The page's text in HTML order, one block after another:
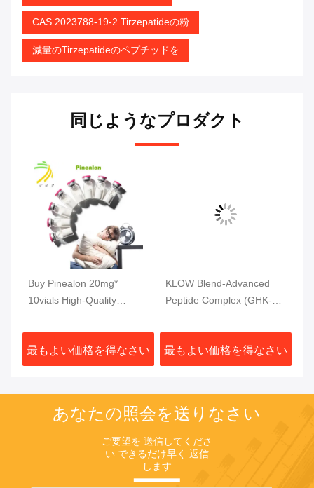
CAS 2023788-19-2 Tirzepatideの粉
減量のTirzepatideのペプチッドを
同じようなプロダクト
Buy Pinealon 20mg*
10vials High-Quality
最もよい価格を得なさい
KLOW Blend-Advanced
Peptide Complex (GHK-Cu
80 Mg
最もよい価格を得なさい
あなたの照会を送りなさい
ご要望を 送信してくださ
い できるだけ早く 返信
します